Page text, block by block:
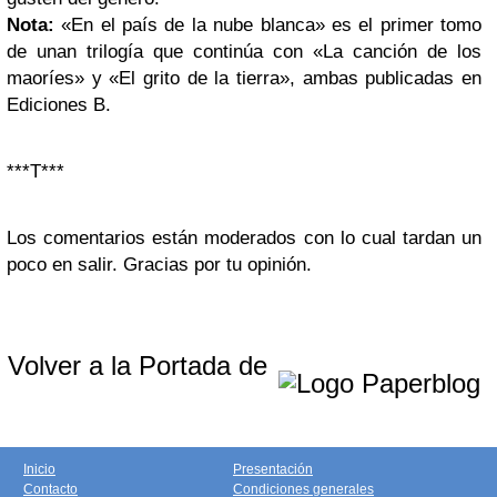
Nota: «En el país de la nube blanca» es el primer tomo
de unan trilogía que continúa con «La canción de los
maoríes» y «El grito de la tierra», ambas publicadas en
Ediciones B.
***T***
Los comentarios están moderados con lo cual tardan un
poco en salir. Gracias por tu opinión.
Volver a la Portada de
Inicio
Contacto
Presentación
Condiciones generales